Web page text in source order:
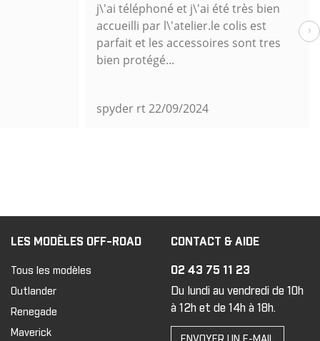
j\'ai téléphoné et j\'ai été très bien
accueilli par l\'atelier.le colis est
parfait et les accessoires sont tres
bien protégé...
spyder rt22/09/2024
›
LES MODÈLES OFF-ROAD
Tous les modèles
Outlander
Renegade
Maverick
CONTACT & AIDE
02 43 75 11 23
Du lundi au vendredi de 10h
à 12h et de 14h à 18h.